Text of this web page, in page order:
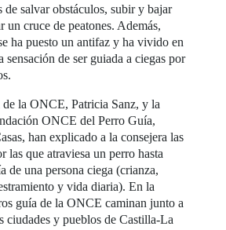
de salvar obstáculos, subir y bajar
un cruce de peatones. Además,
ha puesto un antifaz y ha vivido en
sensación de ser guiada a ciegas por
la ONCE, Patricia Sanz, y la
ONCE del Perro Guía,
han explicado a la consejera las
las que atraviesa un perro hasta
de una persona ciega (crianza,
y vida diaria). En la
guía de la ONCE caminan junto a
ciudades y pueblos de Castilla-La